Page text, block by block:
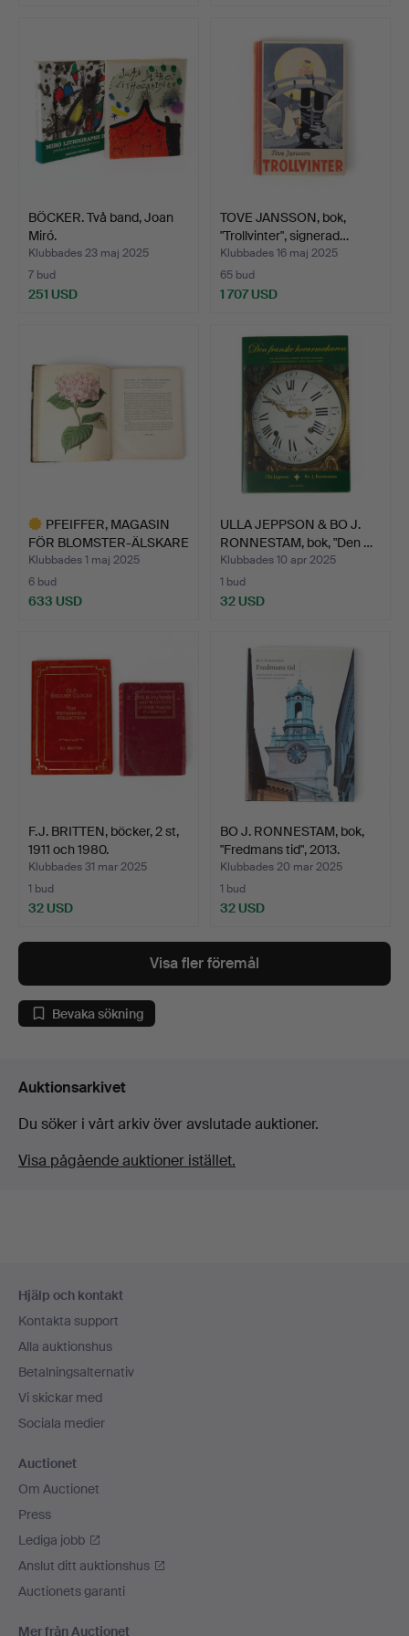
BÖCKER. Två band, Joan
Miró.
Klubbades 23 maj 2025
7 bud
251 USD
TOVE JANSSON, bok,
"Trollvinter", signerad…
Klubbades 16 maj 2025
65 bud
1 707 USD
PFEIFFER, MAGASIN
FÖR BLOMSTER-ÄLSKARE
med…
Klubbades 1 maj 2025
6 bud
633 USD
ULLA JEPPSON & BO J.
RONNESTAM, bok, "Den …
Klubbades 10 apr 2025
1 bud
32 USD
F.J. BRITTEN, böcker, 2 st,
1911 och 1980.
Klubbades 31 mar 2025
1 bud
32 USD
BO J. RONNESTAM, bok,
"Fredmans tid", 2013.
Klubbades 20 mar 2025
1 bud
32 USD
Visa fler föremål
Bevaka sökning
Auktionsarkivet
Du söker i vårt arkiv över avslutade auktioner.
Visa pågående auktioner istället.
Hjälp och kontakt
Kontakta support
Alla auktionshus
Betalningsalternativ
Vi skickar med
Sociala medier
Auctionet
Om Auctionet
Press
Lediga jobb
Anslut ditt auktionshus
Auctionets garanti
Mer från Auctionet